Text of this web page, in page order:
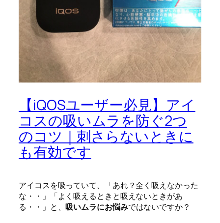
【iQOSユーザー必見】アイ
コスの吸いムラを防ぐ2つ
のコツ｜刺さらないときに
も有効です
アイコスを吸っていて、「あれ？全く吸えなかった
な・・」「よく吸えるときと吸えないときがあ
る・・」と、吸いムラにお悩みではないですか？